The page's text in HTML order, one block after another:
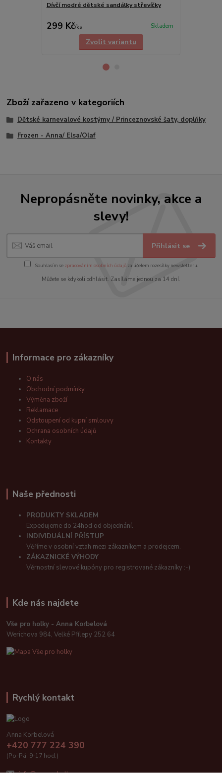
Dívčí modré dětské sandálky střevíčky
299 Kč/ks Skladem
Zvolit variantu
Zboží zařazeno v kategoriích
Dětské karnevalové kostýmy / Princeznovské šaty, doplňky
Frozen - Anna/ Elsa/Olaf
Nepropásněte novinky, akce a
slevy!
Přihlásit se
Souhlasím se zpracováním osobních údajůza účelem rozesílky newsletteru.
Můžete se kdykoli odhlásit. Zasíláme jednou za 14 dní.
Informace pro zákazníky
O nás
Obchodní podmínky
Výměna zboží
Reklamace
Odstoupení od kupní smlouvy
Ochrana osobních údajů
Kontakty
Naše přednosti
PRODUKTY SKLADEM
Expedujeme do 24hod od objednání.
INDIVIDUÁLNÍ PŘÍSTUP
Věříme v osobní vztah mezi zákazníkem a prodejcem.
ZÁKAZNICKÉ VÝHODY
Věrnostní slevové kupóny pro registrované zákazníky :-)
Kde nás najdete
Vše pro holky - Anna Korbelová
Werichova 984, Velké Přílepy 252 64
Rychlý kontakt
Anna Korbelová
+420 777 224 390
(Po-Pá, 9-17 hod.)
info@vseproholky.cz